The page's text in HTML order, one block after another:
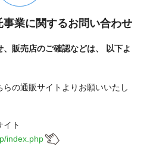
業に関するお問い合わせ
販売店のご確認などは、
以下よ
の通販サイトよりお願いいたし
イト
index.php
8956
付 : 10時〜16時 月〜金
※祝日を除く
ルス感染症対策として、
一部短縮しております。
承ください。